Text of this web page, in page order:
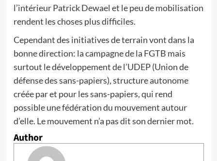
l’intérieur Patrick Dewael et le peu de mobilisation
rendent les choses plus difficiles.
Cependant des initiatives de terrain vont dans la
bonne direction: la campagne de la FGTB mais
surtout le développement de l’UDEP (Union de
défense des sans-papiers), structure autonome
créée par et pour les sans-papiers, qui rend
possible une fédération du mouvement autour
d’elle. Le mouvement n’a pas dit son dernier mot.
Author